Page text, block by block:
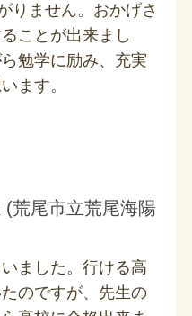
りません。おかげさ
ことが出来まし
勉学に励み、充実
ます。
荒尾市立荒尾海陽
ました。行ける高
のですが、先生の